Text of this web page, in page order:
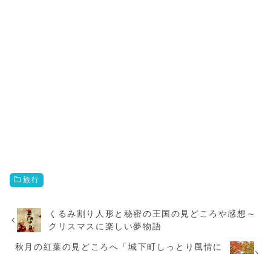
旅行
くるみ割り人形と秘密の王国の見どころや感想～
クリスマスに楽しい夢物語
秋月の紅葉の見どころへ「城下町しっとり風情に